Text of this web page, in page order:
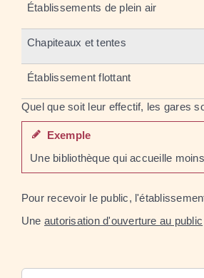
Établissements de plein air
Chapiteaux et tentes
Établissement flottant
Quel que soit leur effectif, les gares
Exemple
Une bibliothèque qui accueille
Pour recevoir le public,
Une autorisation d'ouverture au public